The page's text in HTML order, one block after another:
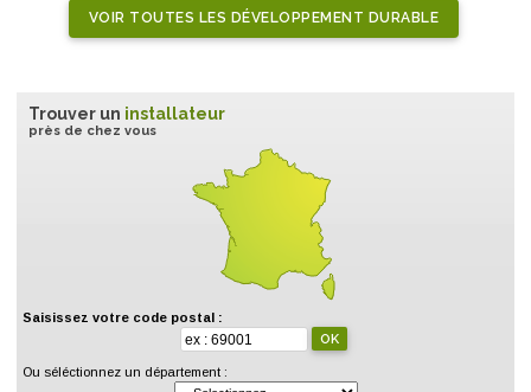
VOIR TOUTES LES DÉVELOPPEMENT DURABLE
Trouver un installateur
près de chez vous
Saisissez votre code postal :
Ou séléctionnez un département :